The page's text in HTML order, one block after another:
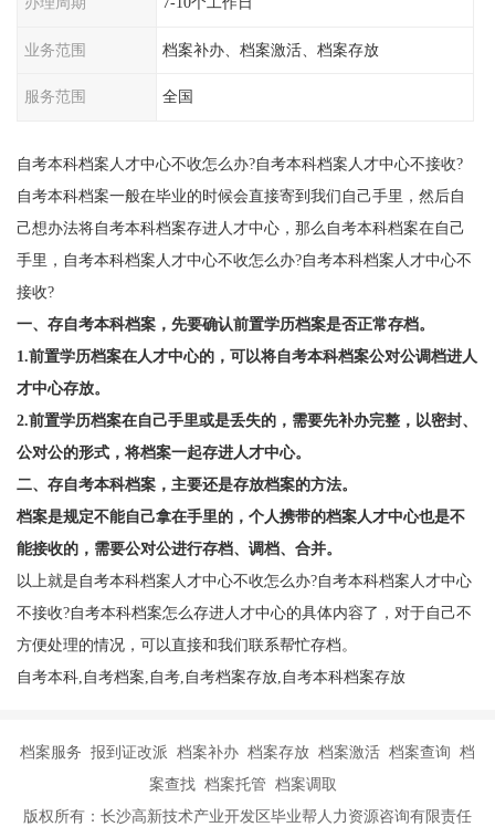
业务范围 档案补办、档案激活、档案存放
服务范围 全国
自考本科档案人才中心不收怎么办?自考本科档案人才中心不接收?
自考本科档案一般在毕业的时候会直接寄到我们自己手里，然后自
己想办法将自考本科档案存进人才中心，那么自考本科档案在自己
手里，自考本科档案人才中心不收怎么办?自考本科档案人才中心不
接收?
一、存自考本科档案，先要确认前置学历档案是否正常存档。
1.前置学历档案在人才中心的，可以将自考本科档案公对公调档进人
才中心存放。
2.前置学历档案在自己手里或是丢失的，需要先补办完整，以密封、
公对公的形式，将档案一起存进人才中心。
二、存自考本科档案，主要还是存放档案的方法。
档案是规定不能自己拿在手里的，个人携带的档案人才中心也是不
能接收的，需要公对公进行存档、调档、合并。
以上就是自考本科档案人才中心不收怎么办?自考本科档案人才中心
不接收?自考本科档案怎么存进人才中心的具体内容了，对于自己不
方便处理的情况，可以直接和我们联系帮忙存档。
自考本科,自考档案,自考,自考档案存放,自考本科档案存放
档案服务 报到证改派 档案补办 档案存放 档案激活 档案查询 档
案查找 档案托管 档案调取
版权所有：长沙高新技术产业开发区毕业帮人力资源咨询有限责任